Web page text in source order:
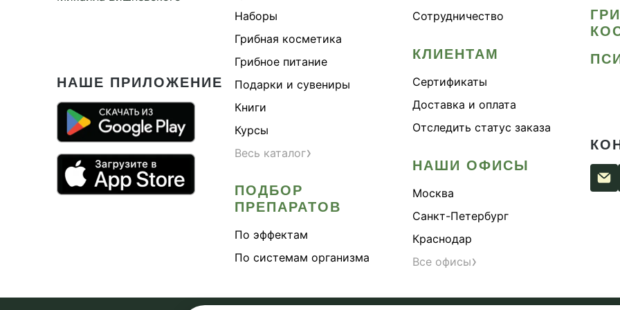
Здоровое пищеварение
Здоровые суставы
Здоровый микробиом
Здоровье легких
Каштан конский
Кордицепс
Косметика Myco
Крепкие кости
Лимонник китайский
НАШЕ ПРИЛОЖЕНИЕ
Наборы
Грибная косметика
Грибное питание
Подарки и сувениры
Книги
Курсы
Весь каталог›
ПОДБОР
ПРЕПАРАТОВ
По эффектам
По системам организма
Сотрудничество
КЛИЕНТАМ
Сертификаты
Доставка и оплата
Отследить статус заказа
НАШИ ОФИСЫ
Москва
Санкт-Петербург
Краснодар
Все офисы›